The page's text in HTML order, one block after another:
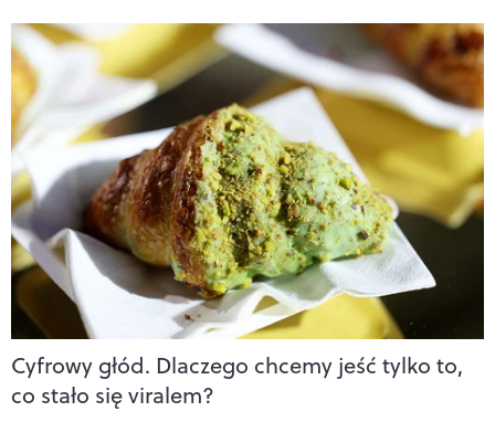
Cyfrowy głód. Dlaczego chcemy jeść tylko to,
co stało się viralem?